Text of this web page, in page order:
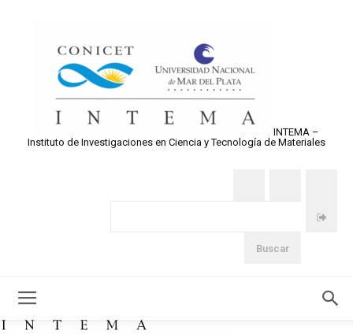
INTEMA –
Instituto de Investigaciones en Ciencia y Tecnología de Materiales